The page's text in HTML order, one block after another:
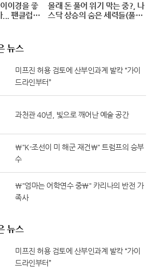
이경을 좋
... 팬클럽
몰래 돈 풀어 위기 막는 중?, 나
스닥 상승의 숨은 세력들(풀버
뉴스
미프진 허용 검토에 산부인과계 발칵 “가이
드라인부터”
과천관 40년, 빛으로 깨어난 예술 공간
\"K-조선이 미 해군 재건\" 트럼프의 승부
수
\"엄마는 어학연수 중\" 카리나의 반전 가
족사
뉴스
미프진 허용 검토에 산부인과계 발칵 “가이
드라인부터”